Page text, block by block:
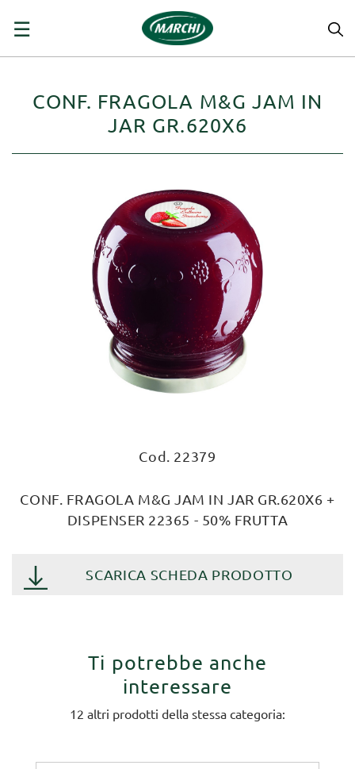
navigazione
☰
CONF. FRAGOLA M&G JAM IN
JAR GR.620X6
Cod. 22379
CONF. FRAGOLA M&G JAM IN JAR GR.620X6 +
DISPENSER 22365 - 50% FRUTTA
SCARICA SCHEDA PRODOTTO
Ti potrebbe anche
interessare
12 altri prodotti della stessa categoria: